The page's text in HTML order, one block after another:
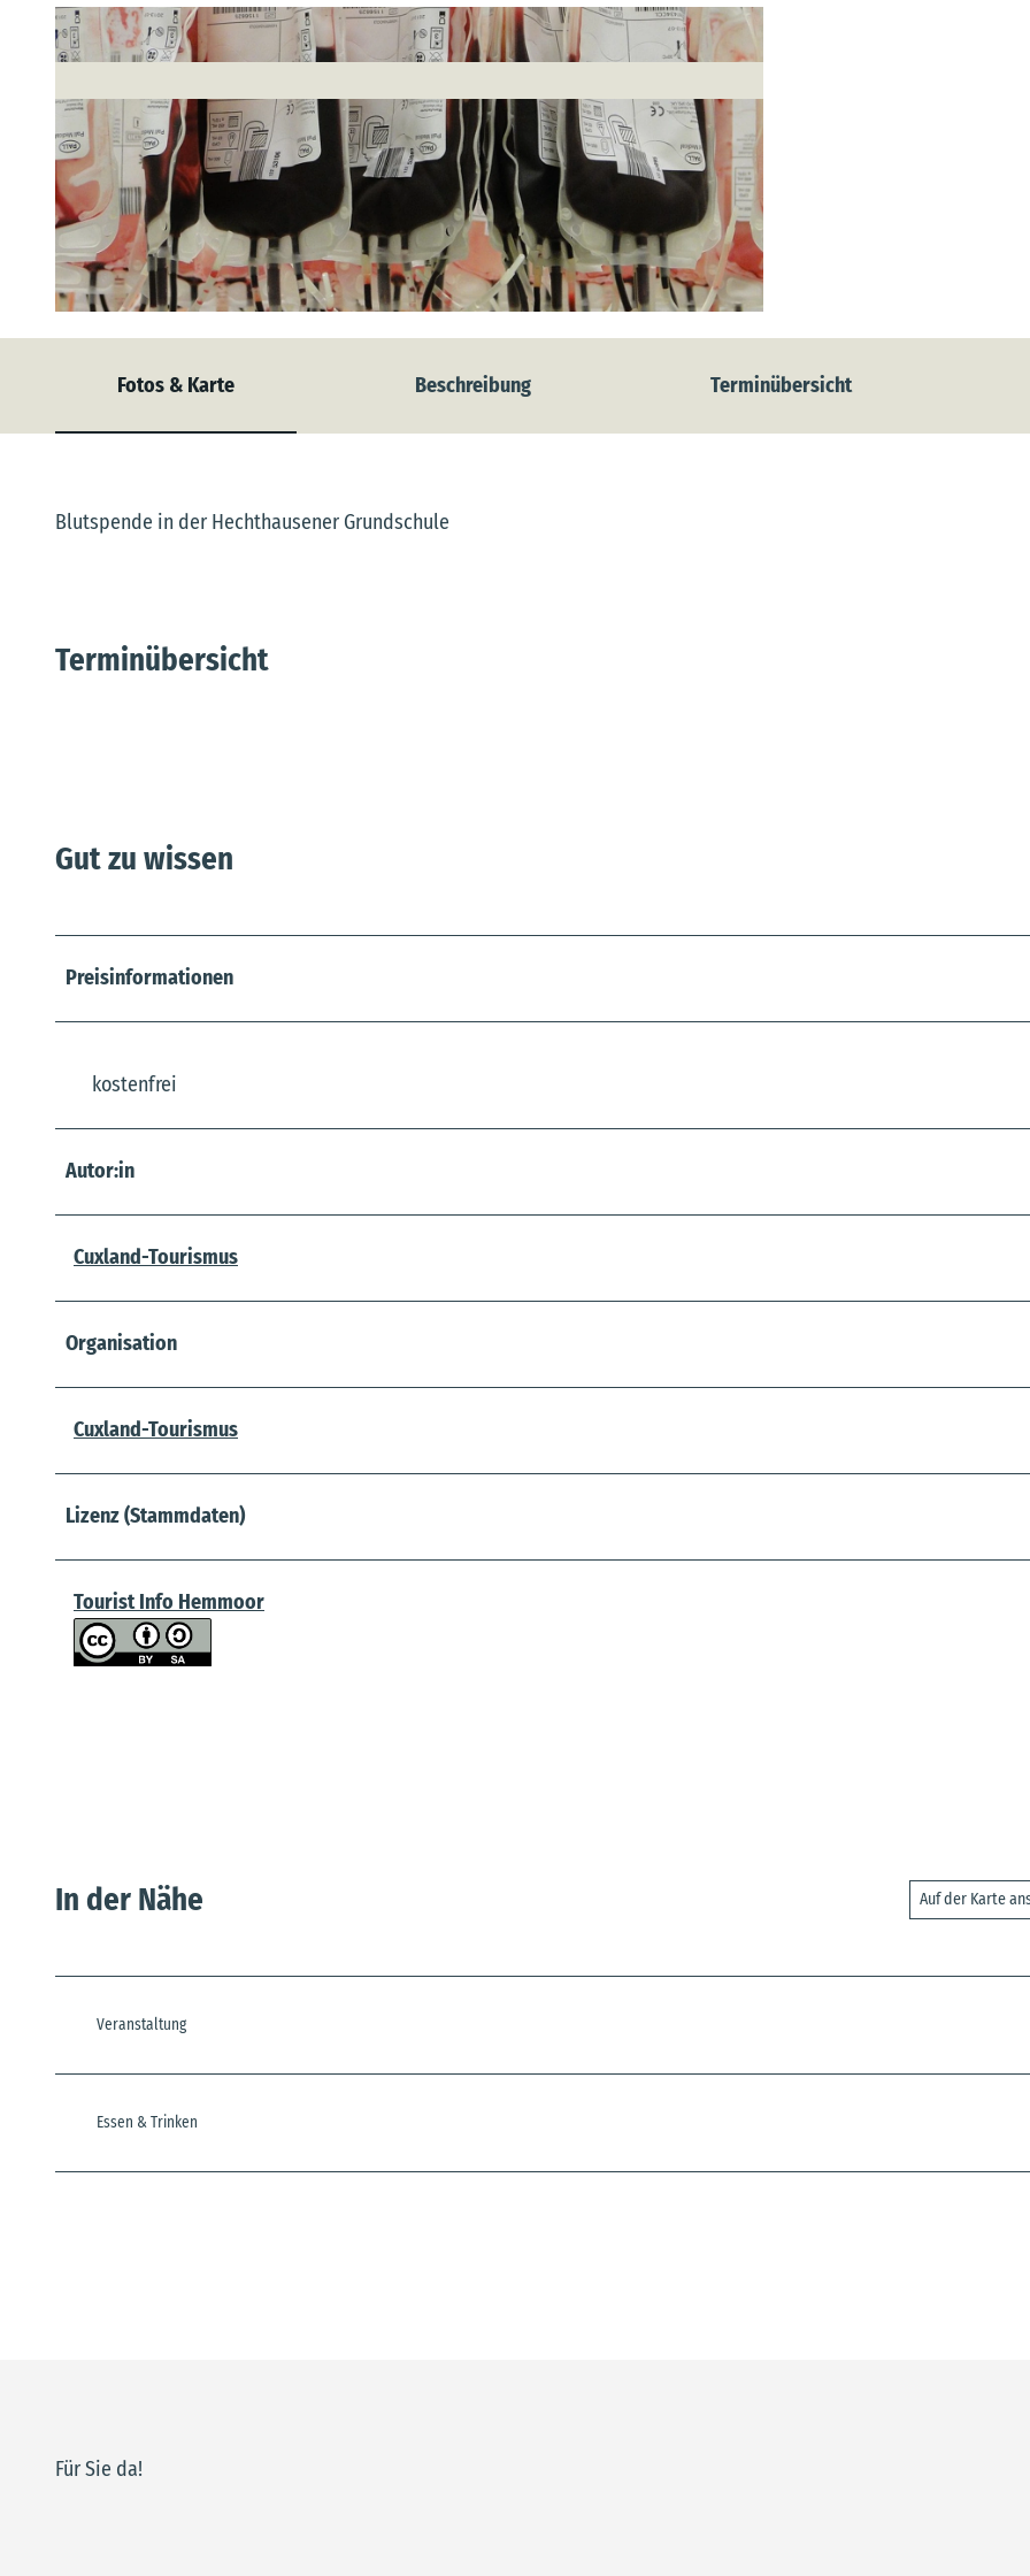
Fotos & Karte Beschreibung Terminübersicht
Blutspende in der Hechthausener Grundschule
Terminübersicht
Gut zu wissen
Preisinformationen
kostenfrei
Autor:in
Cuxland-Tourismus
Organisation
Cuxland-Tourismus
Lizenz (Stammdaten)
Tourist Info Hemmoor
In der Nähe Auf der Karte
Veranstaltung
Essen & Trinken
Für Sie da!